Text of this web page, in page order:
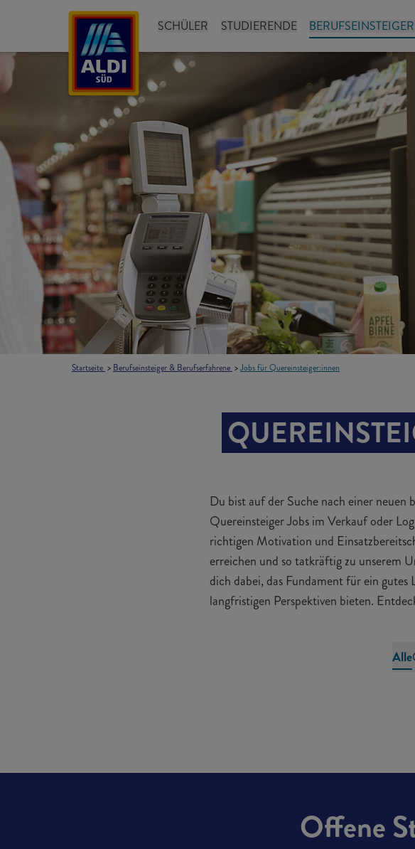
SCHÜLER STUDIERENDE
Startseite Berufseinsteiger & Berufserfahrene Jobs für Quereinsteiger:innen
Du bist auf der Suche nach einer
Quereinsteiger Jobs im Verkauf oder
richtigen Motivation und
erreichen und so tatkräftig zu unserem
dich dabei, das Fundament für ein
langfristigen Perspektiven bieten.
Alle
(M/
Offene